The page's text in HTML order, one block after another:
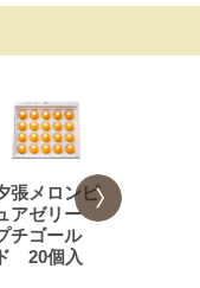
張メロンピ
アゼリー
チゴール
ド 20個入
夕張メロン
ュアゼリ